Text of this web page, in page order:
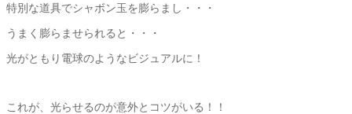
特別な道具でシャボン玉を膨らまし・・・
うまく膨らませられると・・・
光がともり電球のようなビジュアルに！
これが、光らせるのが意外とコツがいる！！